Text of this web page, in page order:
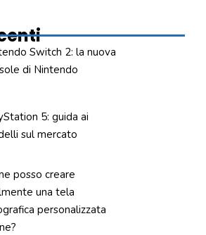
Switch 2: la nuova
di Nintendo
5: guida ai
sul mercato
posso creare
una tela
personalizzata